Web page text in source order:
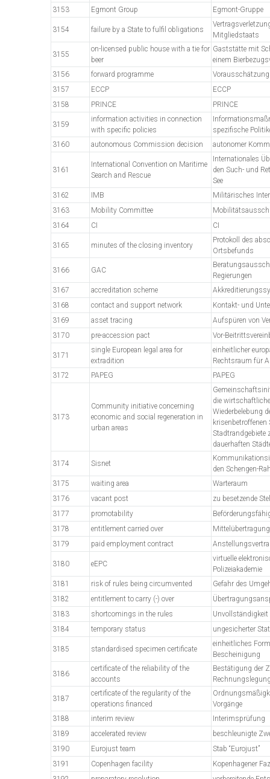
3153
Egmont Group Egmont-Gruppe
3154 failure by a State to fulfil obligations
Mitgliedstaats
3155
on-licensed public house with a tie for
beer
Gaststätte mit
einem
3156
forward programme
3157
ECCP
ECCP
3158
PRINCE PRINCE
3159
information activities in connection
with specific policies
spezifische
3160
autonomous Commission decision autonomer
3161
International Convention on Maritime
Search and Rescue
Internationales
den Such- und
See
3162
IMB
Militärisches
3163
Mobility Committee
3164
CI CI
3165 minutes of the closing inventory
Protokoll des
Ortsbefunds
3166 GAC
Regierungen
3167
accreditation scheme
3168
contact and support network
Kontakt- und
3169
asset tracing
Aufspüren von
3170
pre-accession pact Vor-
3171
single European legal area for
extradition
einheitlicher
Rechtsraum für
3172
PAPEG PAPEG
3173
Community initiative concerning
economic and social regeneration in
urban areas
die
Wiederbelebung
krisenbetroffenen
Stadtrandgebiete
dauerhaften
3174 Sisnet
den Schengen-
3175
waiting area
Warteraum
3176
vacant post
zu besetzende
3177
promotability
3178
entitlement carried over
Mittelübertragung
3179
paid employment contract
3180 eEPC
virtuelle
Polizeiakademie
3181
risk of rules being circumvented
Gefahr des
3182
entitlement to carry (-) over
3183
shortcomings in the rules
Unvollständigkeit
3184
temporary status ungesicherter
3185 standardised specimen certificate
einheitliches
Bescheinigung
3186
certificate of the reliability of the
accounts
Bestätigung der
3187
certificate of the regularity of the
operations financed
Vorgänge
3188
interim review
Interimsprüfung
3189
accelerated review
beschleunigte
3190
Eurojust team
Stab “Eurojust”
3191
Copenhagen facility
Kopenhagener